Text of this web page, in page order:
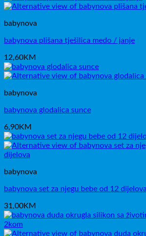
babynova
babynova plišana tješilica medo / janje
12,60KM
babynova
babynova glodalica sunce
6,90KM
babynova
babynova set za njegu bebe od 12 dijelova
31,00KM